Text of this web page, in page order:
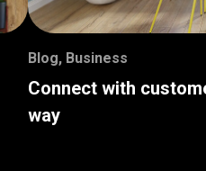
Blog, Business
Connect with
way